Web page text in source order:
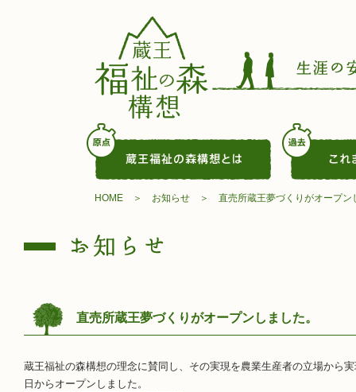
HOME お知らせ 直売所蔵王夢づくりがオープン
直売所蔵王夢づくりがオープンしました。
蔵王福祉の森構想の理念に賛同し、その実現を農業生産者の立場から
日からオープンしました。